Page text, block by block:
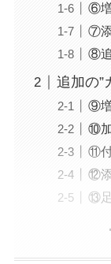
⑥
⑦
⑧
追加の”
⑨
⑩
⑪
⑫
⑬